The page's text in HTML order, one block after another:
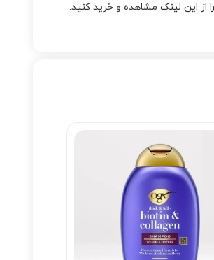
این لینک مشاهده و خرید کنید.